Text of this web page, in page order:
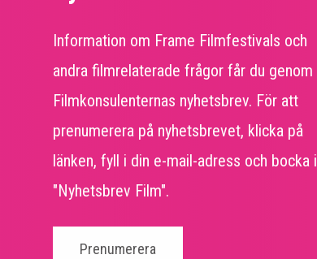
Information om Frame Filmfestivals och
andra filmrelaterade frågor får du genom
Filmkonsulenternas nyhetsbrev. För att
prenumerera på nyhetsbrevet, klicka på
länken, fyll i din e-mail-adress och bocka i
"Nyhetsbrev Film".
Prenumerera